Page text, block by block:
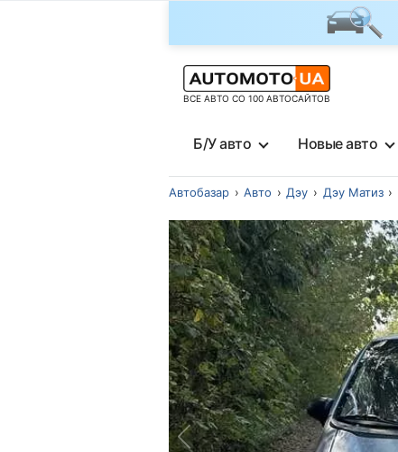
ВСЕ АВТО СО 100 АВТОСАЙТОВ
Б/У авто Новые авто
Автобазар Авто Дэу Дэу Матиз